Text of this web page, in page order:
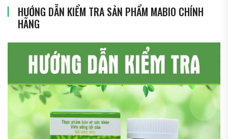
HƯỚNG DẪN KIỂM TRA SẢN PHẨM MABIO CHÍNH
HÃNG